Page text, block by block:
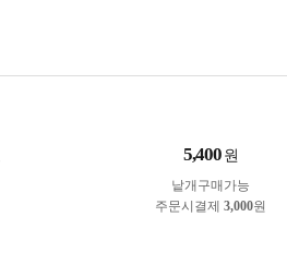
5,400 원
낱개구매가능
주문시결제 3,000원